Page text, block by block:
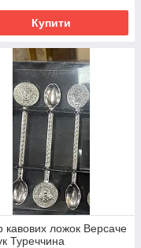
Купити
кавових ложок Версаче
Туреччина